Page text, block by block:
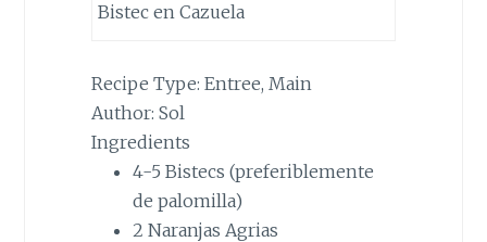
Bistec en Cazuela
Recipe Type: Entree, Main
Author: Sol
Ingredients
4-5 Bistecs (preferiblemente
de palomilla)
2 Naranjas Agrias